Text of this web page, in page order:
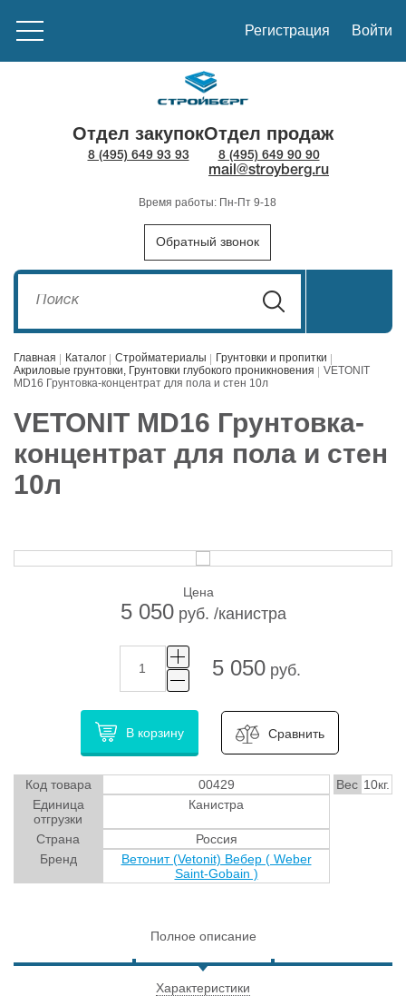
Регистрация Войти
Отдел закупок
8 (495) 649 93 93
Отдел продаж
8 (495) 649 90 90
mail@stroyberg.ru
Время работы: Пн-Пт 9-18
Обратный звонок
Главная Каталог Стройматериалы
Грунтовки и пропитки
Акриловые грунтовки, Грунтовки глубокого проникновения
VETONIT
MD16 Грунтовка-концентрат для пола и стен 10л
VETONIT MD16 Грунтовка-
концентрат для пола и стен
10л
Цена
5 050руб. /канистра
5 050руб.
В корзину Сравнить
Код товара 00429 Вес 10кг.
Единица
отгрузки
Канистра
Страна
Россия
Бренд
Ветонит (Vetonit) Вебер ( Weber
Saint-Gobain )
Полное описание
Характеристики